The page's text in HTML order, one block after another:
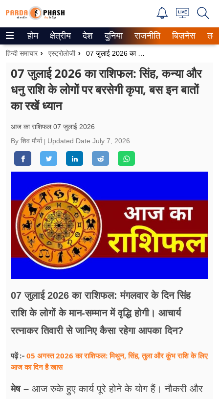
Trending on Google News
वेब स्टोरीज
उत्तर प्रदेश
वीडियो
जीवन मंत्रा
फूड
सेहत
जॉब्स
शिक्षा
अन्य खबरें
होम क्षेत्रीय देश दुनिया राजनीति बिज़नेस
हिन्दी समाचार एस्ट्रोलोजी
07 जुलाई 2026 का राशिफल: सिंह, कन्या और
धनु राशि के लोगों पर बरसेगी कृपा, बस इन बातों
का रखें ध्यान
आज का राशिफल 07 जुलाई 2026
By शिव मौर्या
Updated Date July 7, 2026
07 जुलाई 2026 का राशिफल: मंगलवार के दिन सिंह
राशि के लोगों के मान-सम्मान में वृद्धि होगी। आचार्य
रत्नाकर तिवारी से जानिए कैसा रहेगा आपका दिन?
पढ़ें :- 05 अगस्त 2026 का राशिफल: मिथुन, सिंह, तुला और कुंभ राशि के लिए
आज का दिन है खास
मेष – आज रुके हुए कार्य पूरे होने के योग हैं। नौकरी और